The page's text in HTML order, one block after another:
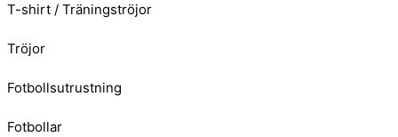
T-shirt / Träningströjor
Tröjor
Fotbollsutrustning
Fotbollar